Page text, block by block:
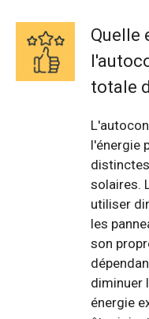
Quelle
totale
l'énergie
solaires.
utiliser
les
son
diminuer
énergie